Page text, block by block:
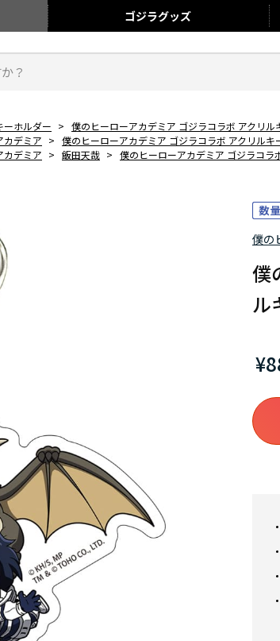
ゴジラグッズ
ーホルダー > 僕のヒーローアカデミア ゴジラコラボ アクリ
カデミア > 僕のヒーローアカデミア ゴジラコラボ アクリル
カデミア > 飯田天哉 > 僕のヒーローアカデミア ゴジラコラ
僕の
僕
ル